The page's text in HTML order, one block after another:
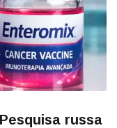
russa